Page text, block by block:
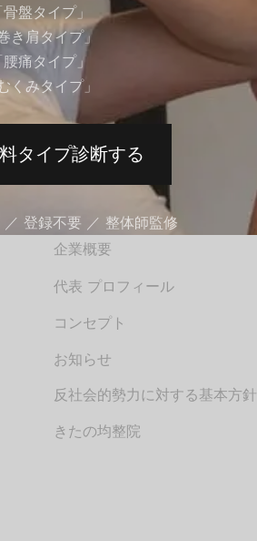
骨盤タイプ」
き肩タイプ」
腰痛タイプ」
くみタイプ」
タイプ診断する
登録不要 ／ 整体師監修
Load More
企業概要
代表 プロフィール
コンセプト
お知らせ
反社会的勢力に対する基本方針
きたの均整院